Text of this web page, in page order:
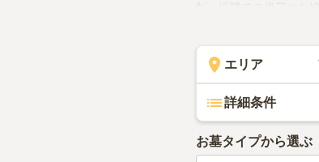
制、近隣での供花やお
エリア
詳細条件
お墓タイプから選ぶ